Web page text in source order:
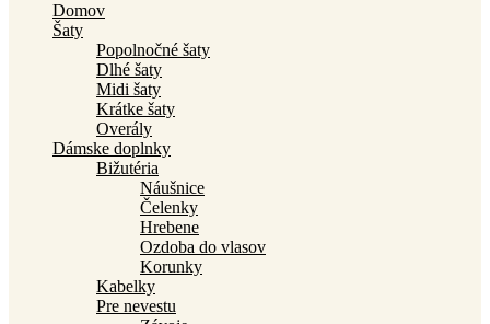
Domov
Šaty
Popolnočné šaty
Dlhé šaty
Midi šaty
Krátke šaty
Overály
Dámske doplnky
Bižutéria
Náušnice
Čelenky
Hrebene
Ozdoba do vlasov
Korunky
Kabelky
Pre nevestu